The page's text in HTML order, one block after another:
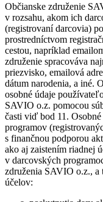
Občianske združenie
v rozsahu, akom ich
(registrovaní darcovia)
prostredníctvom
cestou, napríklad
združenie spracováva
priezvisko, emailová
dátum narodenia, a iné.
osobné údaje
SAVIO o.z. pomocou
časti viď bod 11.
programov
s finančnou podporou
ako aj zaistením riadnej
v darcovských
združenia SAVIO o.z., a
účelov: